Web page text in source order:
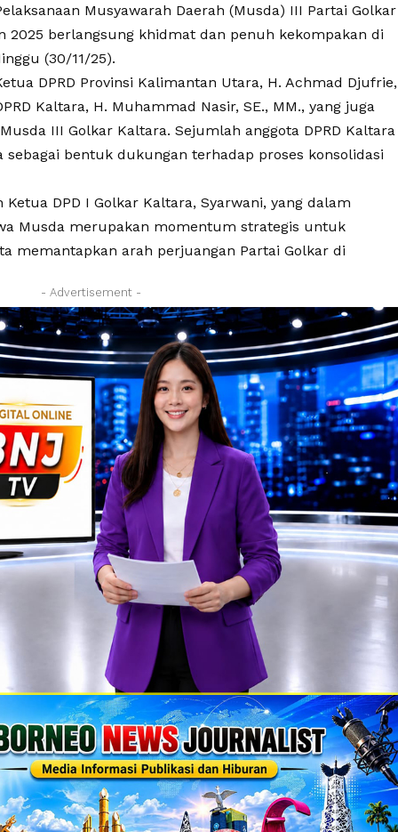
Musyawarah Daerah (Musda) III Partai Golkar
2025 berlangsung khidmat dan penuh kekompakan di
(30/11/25).
DPRD Provinsi Kalimantan Utara, H. Achmad Djufrie,
Kaltara, H. Muhammad Nasir, SE., MM., yang juga
III Golkar Kaltara. Sejumlah anggota DPRD Kaltara
bentuk dukungan terhadap proses konsolidasi
DPD I Golkar Kaltara, Syarwani, yang dalam
Musda merupakan momentum strategis untuk
memantapkan arah perjuangan Partai Golkar di
- Advertisement -